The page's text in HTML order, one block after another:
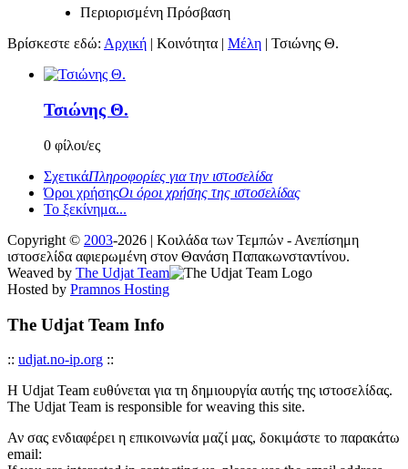
Περιορισμένη Πρόσβαση
Βρίσκεστε εδώ: Αρχική | Κοινότητα | Μέλη | Τσιώνης Θ.
Τσιώνης Θ.
0 φίλοι/ες
ΣχετικάΠληροφορίες για την ιστοσελίδα
Όροι χρήσηςΟι όροι χρήσης της ιστοσελίδας
Το ξεκίνημα...
Copyright © 2003-2026 | Κοιλάδα των Τεμπών - Ανεπίσημη
ιστοσελίδα αφιερωμένη στον Θανάση Παπακωνσταντίνου.
Weaved by The Udjat Team
Hosted by Pramnos Hosting
The Udjat Team Info
:: udjat.no-ip.org ::
Η Udjat Team ευθύνεται για τη δημιουργία αυτής της ιστοσελίδας.
The Udjat Team is responsible for weaving this site.
Αν σας ενδιαφέρει η επικοινωνία μαζί μας, δοκιμάστε το παρακάτω
email: